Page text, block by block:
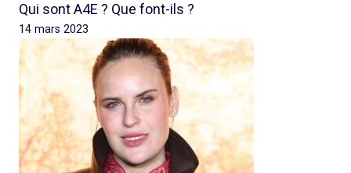
Qui sont A4E ? Que font-ils ?
14 mars 2023